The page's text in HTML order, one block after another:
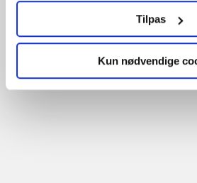
Tilpas
Kun nødvendige
GENBRUG